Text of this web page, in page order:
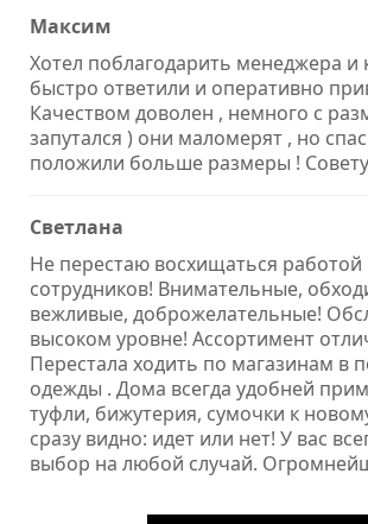
Максим
Хотел поблагодарить менеджера и
быстро ответили и оперативно
Качеством доволен , немного с
запутался ) они маломерят , но
положили больше размеры !
Светлана
Не перестаю восхищаться
сотрудников! Внимательные,
вежливые, доброжелательные!
высоком уровне! Ассортимент
Перестала ходить по магазинам в
одежды . Дома всегда удобней
туфли, бижутерия, сумочки к
сразу видно: идет или нет! У вас
выбор на любой случай.